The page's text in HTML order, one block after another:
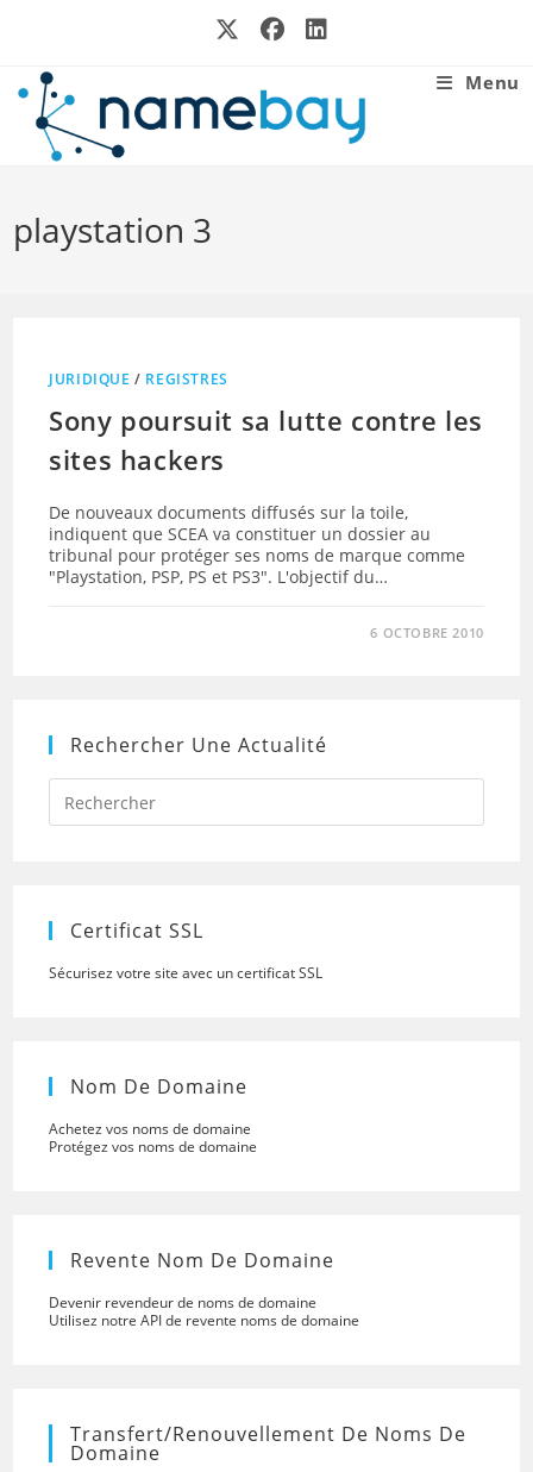
Menu
playstation 3
JURIDIQUE / REGISTRES
Sony poursuit sa lutte contre les
sites hackers
De nouveaux documents diffusés sur la toile,
indiquent que SCEA va constituer un dossier au
tribunal pour protéger ses noms de marque comme
"Playstation, PSP, PS et PS3". L'objectif du…
6 OCTOBRE 2010
Rechercher Une Actualité
Press
to
Certificat SSL
Sécurisez votre site avec un certificat SSL
Nom De Domaine
Achetez vos noms de domaine
Protégez vos noms de domaine
Revente Nom De Domaine
Devenir revendeur de noms de domaine
Utilisez notre API de revente noms de domaine
Transfert/renouvellement De Noms De
Domaine